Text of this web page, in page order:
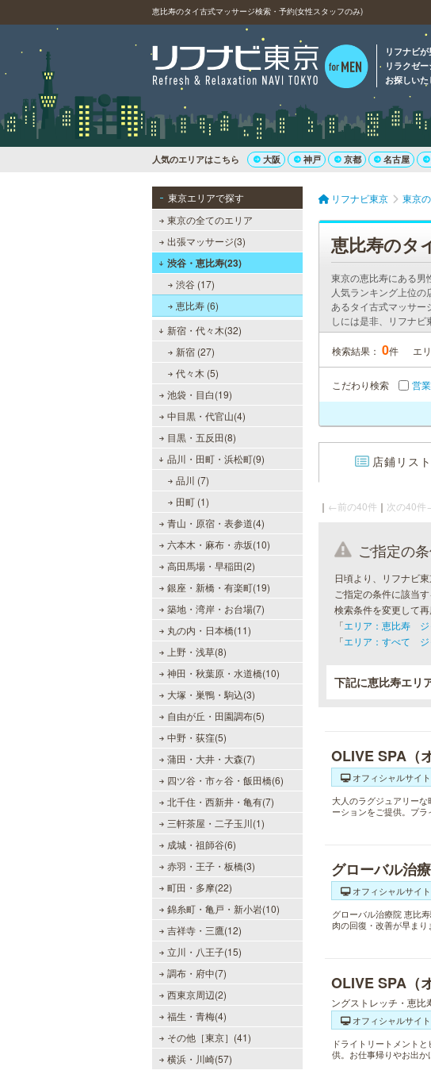
恵比寿のタイ古式マッサージ検索・予約(女性スタッフのみ)
リフナビ
リラクゼ
お探しい
人気のエリアはこちら 大阪 神戸 京都 名古屋
東京エリアで探す
東京の全てのエリア
出張マッサージ(3)
渋谷・恵比寿(23)
渋谷 (17)
恵比寿 (6)
新宿・代々木(32)
新宿 (27)
代々木 (5)
池袋・目白(19)
中目黒・代官山(4)
目黒・五反田(8)
品川・田町・浜松町(9)
品川 (7)
田町 (1)
青山・原宿・表参道(4)
六本木・麻布・赤坂(10)
高田馬場・早稲田(2)
銀座・新橋・有楽町(19)
築地・湾岸・お台場(7)
丸の内・日本橋(11)
上野・浅草(8)
神田・秋葉原・水道橋(10)
大塚・巣鴨・駒込(3)
自由が丘・田園調布(5)
中野・荻窪(5)
蒲田・大井・大森(7)
四ツ谷・市ヶ谷・飯田橋(6)
北千住・西新井・亀有(7)
三軒茶屋・二子玉川(1)
成城・祖師谷(6)
赤羽・王子・板橋(3)
町田・多摩(22)
錦糸町・亀戸・新小岩(10)
吉祥寺・三鷹(12)
立川・八王子(15)
調布・府中(7)
西東京周辺(2)
福生・青梅(4)
その他［東京］(41)
横浜・川崎(57)
リフナビ東京 東京
恵比寿のタ
東京の恵比寿にある男
人気ランキング上位
あるタイ古式マッサー
しには是非、リフナビ
検索結果： 0件 エ
こだわり検索 営
店鋪リスト
｜ ←前の40件 ｜ 次の40
ご指定の
日頃より、リフナビ
ご指定の条件に該当
検索条件を変更して再
「エリア：恵比寿 ジ
「エリア：すべて ジ
下記に恵比寿エリ
OLIVE SPA（
オフィシャルサイト
大人のラグジュアリー
ーションをご提供。プラ
グローバル治
オフィシャルサイト
グローバル治療院 恵比
肉の回復・改善が早まり
OLIVE SPA（
ングストレッチ・恵比
オフィシャルサイト
ドライトリートメント
供。お仕事帰りやお出か